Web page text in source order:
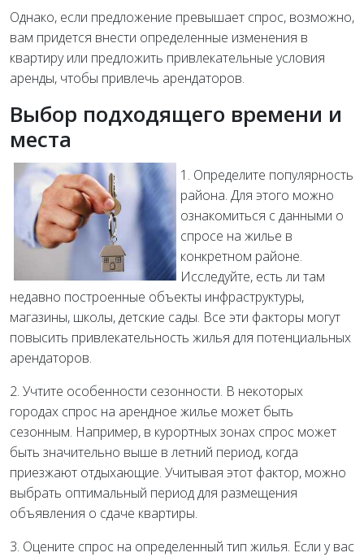
Однако, если предложение превышает спрос, возможно,
вам придется внести определенные изменения в
квартиру или предложить привлекательные условия
аренды, чтобы привлечь арендаторов.
Выбор подходящего времени и
места
1. Определите популярность
района. Для этого можно
ознакомиться с данными о
спросе на жилье в
конкретном районе.
Исследуйте, есть ли там
недавно построенные объекты инфраструктуры,
магазины, школы, детские сады. Все эти факторы могут
повысить привлекательность жилья для потенциальных
арендаторов.
2. Учтите особенности сезонности. В некоторых
городах спрос на арендное жилье может быть
сезонным. Например, в курортных зонах спрос может
быть значительно выше в летний период, когда
приезжают отдыхающие. Учитывая этот фактор, можно
выбрать оптимальный период для размещения
объявления о сдаче квартиры.
3. Оцените спрос на определенный тип жилья. Если у вас